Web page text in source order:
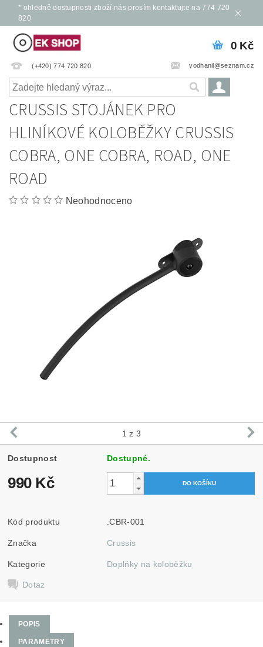
* ohledně dostupnosti zboží nás prosím kontaktujte na 774 720
820
(+420) 774 720 820 vodhanil@seznam.cz
0 Kč
CRUSSIS STOJÁNEK PRO
HLINÍKOVÉ KOLOBĚŽKY CRUSSIS
COBRA, ONE COBRA, ROAD, ONE
ROAD
Neohodnoceno
1 z 3
Dostupnost Dostupné.
990 Kč
Kód produktu .CBR-001
Značka Crussis
Kategorie Doplňky na koloběžku
Dotaz
POPIS
PARAMETRY